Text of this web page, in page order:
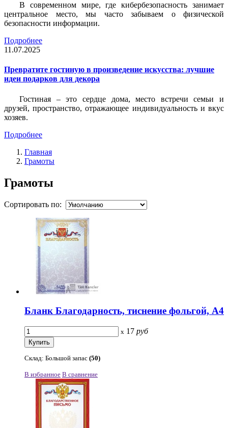
В современном мире, где кибербезопасность занимает
центральное место, мы часто забываем о физической
безопасности информации.
Подробнее
11.07.2025
Превратите гостиную в произведение искусства: лучшие
идеи подарков для декора
Гостиная – это сердце дома, место встречи семьи и
друзей, пространство, отражающее индивидуальность и вкус
хозяев.
Подробнее
Главная
Грамоты
Грамоты
Сортировать по:
Бланк Благодарность, тиснение фольгой, А4
x 17 руб
Склад: Большой запас (50)
В избранное В сравнение